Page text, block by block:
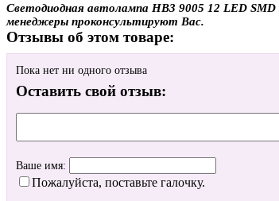
Светодиодная автолампа HB3 9005 12 LED
менеджеры проконсультируют Вас.
Отзывы об этом товаре:
Пока нет ни одного отзыва
Оставить свой отзыв:
Ваше имя:
Пожалуйста, поставьте галочку.